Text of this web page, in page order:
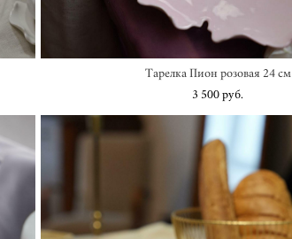
Тарелка Пион розовая 24 см
3 500 pуб.